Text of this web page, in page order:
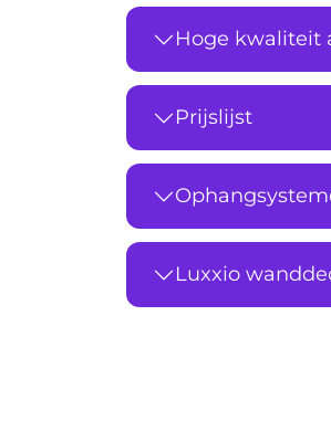
Hoge kwaliteit
Prijslijst
Luxxio